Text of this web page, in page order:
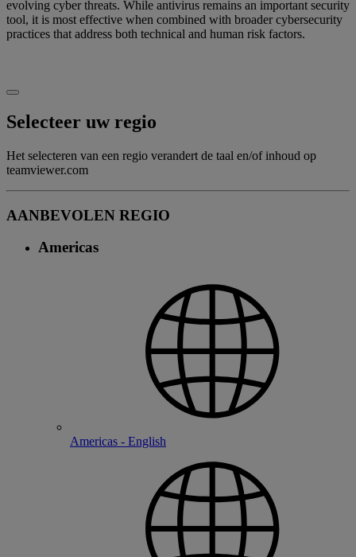
evolving cyber threats. While antivirus remains an important security
tool, it is most effective when combined with broader cybersecurity
practices that address both technical and human risk factors.
Selecteer uw regio
Het selecteren van een regio verandert de taal en/of inhoud op
teamviewer.com
AANBEVOLEN REGIO
Americas
Americas - English